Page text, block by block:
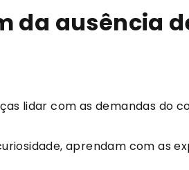
da ausência
lidar com as demandas do
aprendam com as